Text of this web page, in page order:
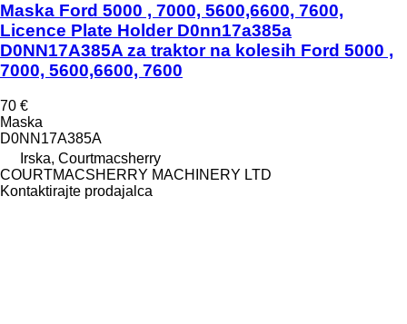
Maska Ford 5000 , 7000, 5600,6600, 7600,
Licence Plate Holder D0nn17a385a
D0NN17A385A za traktor na kolesih Ford 5000 ,
7000, 5600,6600, 7600
70 €
Maska
D0NN17A385A
Irska, Courtmacsherry
COURTMACSHERRY MACHINERY LTD
Kontaktirajte prodajalca